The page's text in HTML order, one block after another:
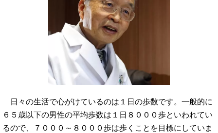
日々の生活で心がけているのは１日の歩数です。一般的に
６５歳以下の男性の平均歩数は１日８０００歩といわれてい
るので、７０００～８０００歩は歩くことを目標にしていま